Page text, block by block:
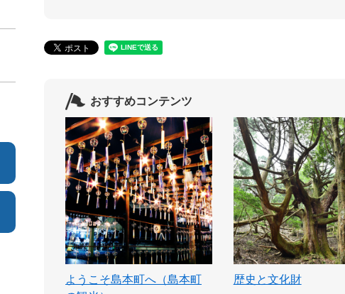
おすすめコンテンツ
ようこそ島本町へ（島本町
歴史と文化財